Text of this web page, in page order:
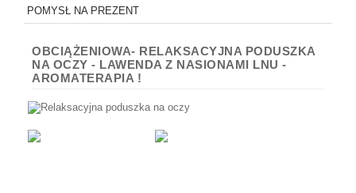
POMYSŁ NA PREZENT
OBCIĄŻENIOWA- RELAKSACYJNA PODUSZKA
NA OCZY - LAWENDA Z NASIONAMI LNU -
AROMATERAPIA !